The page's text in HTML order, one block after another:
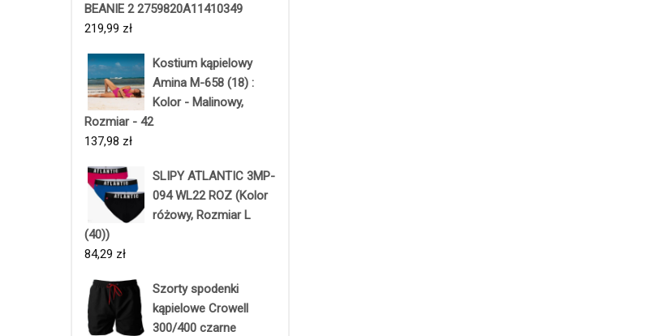
BEANIE 2 2759820A11410349
219,99 zł
Kostium kąpielowy
Amina M-658 (18) :
Kolor - Malinowy,
Rozmiar - 42
137,98 zł
SLIPY ATLANTIC 3MP-
094 WL22 ROZ (Kolor
różowy, Rozmiar L
(40))
84,29 zł
Szorty spodenki
kąpielowe Crowell
300/400 czarne